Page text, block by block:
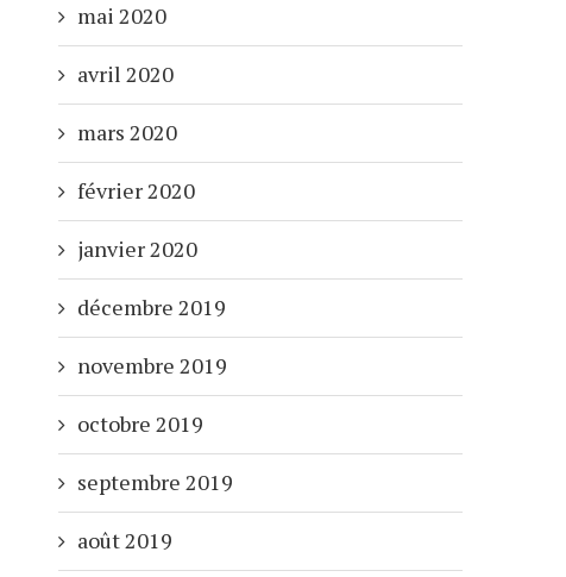
mai 2020
avril 2020
mars 2020
février 2020
janvier 2020
décembre 2019
novembre 2019
octobre 2019
septembre 2019
août 2019